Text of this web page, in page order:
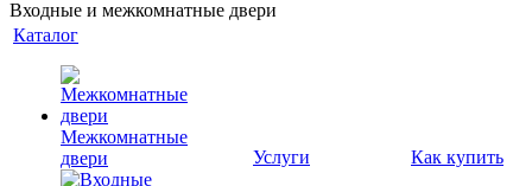
Входные и межкомнатные двери
Каталог
Межкомнатные
двери
Услуги
Как купить